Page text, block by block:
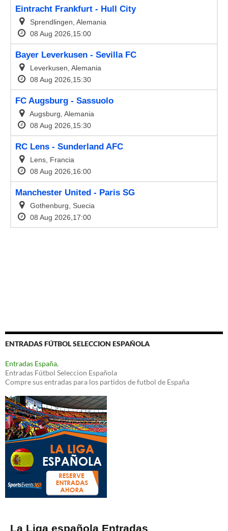
ENTRADAS FÚTBOL SELECCION ESPAÑOLA
Entradas España,
Entradas Fútbol Seleccion Española
Compre sus entradas para los partidos de futbol de España